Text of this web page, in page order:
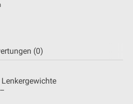
(0)
Lenkergewichte